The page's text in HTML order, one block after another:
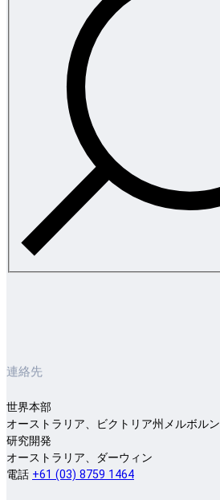
連絡先
世界本部
オーストラリア、ビクトリア州メルボルン
研究開発
オーストラリア、ダーウィン
電話 +61 (03) 8759 1464